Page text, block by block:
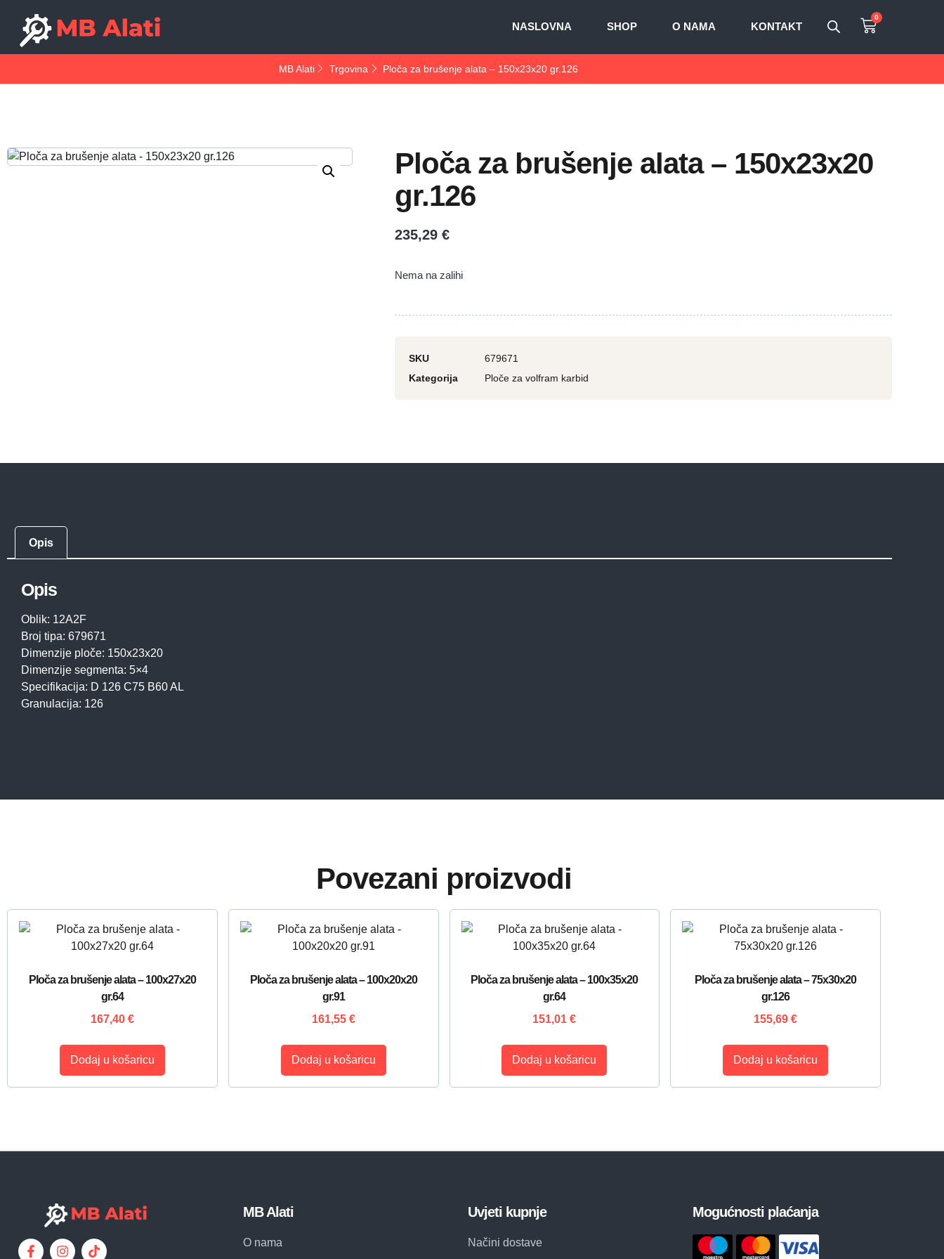
NASLOVNA SHOP O NAMA KONTAKT
0
MB Alati Trgovina Ploča za brušenje alata – 150x23x20 gr.126
Ploča za brušenje alata – 150x23x20
gr.126
235,29 €
Nema na zalihi
SKU
679671
Kategorija
Ploče za volfram karbid
Opis
Opis
Oblik: 12A2F
Broj tipa: 679671
Dimenzije ploče: 150x23x20
Dimenzije segmenta: 5×4
Specifikacija: D 126 C75 B60 AL
Granulacija: 126
Povezani proizvodi
Ploča za brušenje alata – 100x27x20
gr.64
167,40 €
Dodaj u košaricu
Ploča za brušenje alata – 100x20x20
gr.91
161,55 €
Dodaj u košaricu
Ploča za brušenje alata – 100x35x20
gr.64
151,01€
Dodaj u košaricu
Ploča za brušenje alata – 75x30x20
gr.126
155,69€
Dodaj u košaricu
MB Alati
O nama
Uvjeti kupnje
Načini dostave
Mogućnosti plaćanja